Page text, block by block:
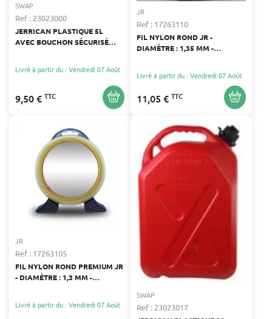
SWAP
Ref : 23023000
JERRICAN PLASTIQUE 5L
AVEC BOUCHON SÉCURISÉ
Livré à partir du : Vendredi 07 Août
9,50 € TTC
JR
Ref : 17263110
FIL NYLON ROND JR -
DIAMÈTRE : 1,35 MM -
Livré à partir du : Vendredi 07 Août
11,05 € TTC
JR
Ref : 17263105
FIL NYLON ROND PREMIUM JR
- DIAMÈTRE : 1,3 MM -
Livré à partir du : Vendredi 07 Août
SWAP
Ref : 23023017